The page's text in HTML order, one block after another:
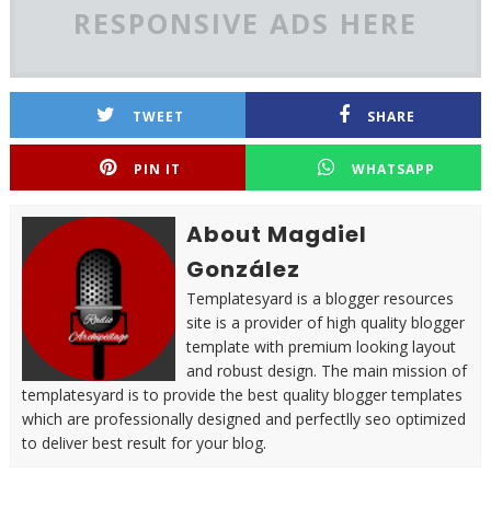
RESPONSIVE ADS HERE
TWEET SHARE
PIN IT WHATSAPP
About Magdiel
González
Templatesyard is a blogger resources
site is a provider of high quality blogger
template with premium looking layout
and robust design. The main mission of
templatesyard is to provide the best quality blogger templates
which are professionally designed and perfectlly seo optimized
to deliver best result for your blog.